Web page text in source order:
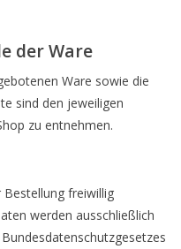
der Ware
Ware sowie die
sind den jeweiligen
zu entnehmen.
freiwillig
werden ausschließlich